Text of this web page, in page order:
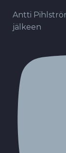
Antti
jälkeen